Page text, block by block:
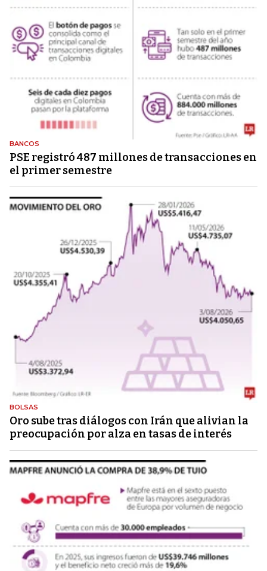
BANCOS
PSE registró 487 millones de transacciones en
el primer semestre
BOLSAS
Oro sube tras diálogos con Irán que alivian la
preocupación por alza en tasas de interés